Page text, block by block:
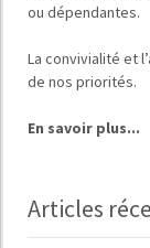
ou dépendantes.
Laconvivialité et
de nos priorités.
En savoir plus...
Articles